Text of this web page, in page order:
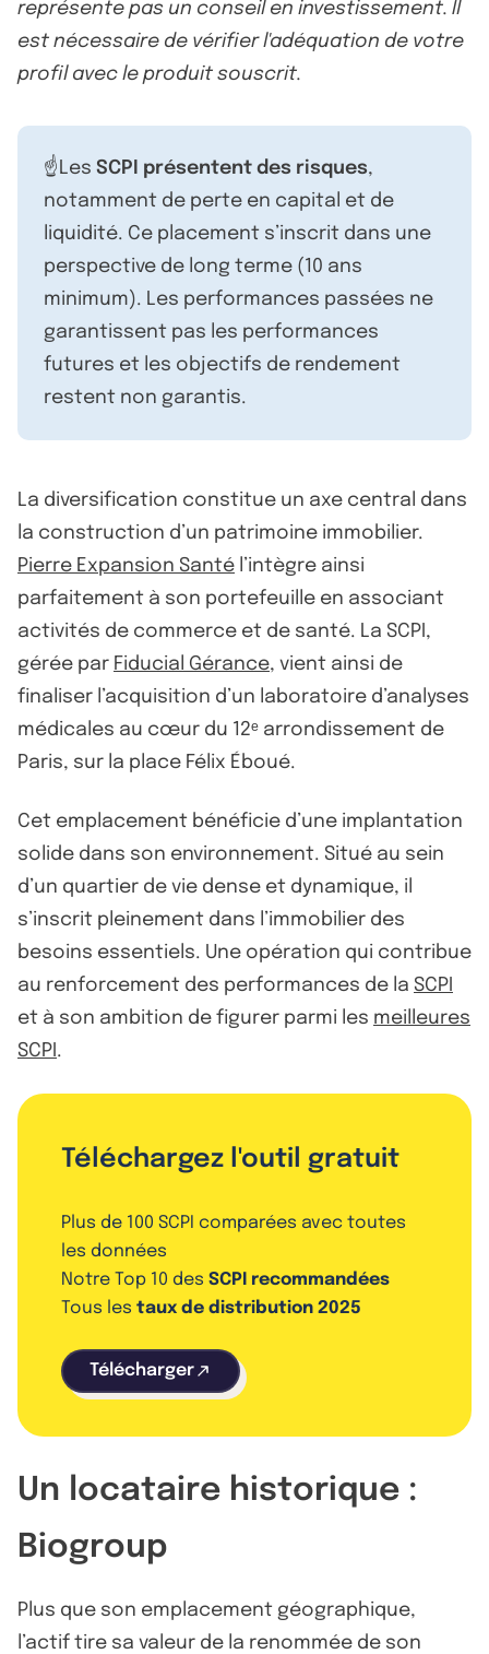
représente pas un conseil en investissement. Il
est nécessaire de vérifier l'adéquation de votre
profil avec le produit souscrit.
☝️Les SCPI présentent des risques,
notamment de perte en capital et de
liquidité. Ce placement s’inscrit dans une
perspective de long terme (10 ans
minimum). Les performances passées ne
garantissent pas les performances
futures et les objectifs de rendement
restent non garantis.
La diversification constitue un axe central dans
la construction d’un patrimoine immobilier.
Pierre Expansion Santé l’intègre ainsi
parfaitement à son portefeuille en associant
activités de commerce et de santé. La SCPI,
gérée par Fiducial Gérance, vient ainsi de
finaliser l’acquisition d’un laboratoire d’analyses
médicales au cœur du 12ᵉ arrondissement de
Paris, sur la place Félix Éboué.
Cet emplacement bénéficie d’une implantation
solide dans son environnement. Situé au sein
d’un quartier de vie dense et dynamique, il
s’inscrit pleinement dans l’immobilier des
besoins essentiels. Une opération qui contribue
au renforcement des performances de la SCPI
et à son ambition de figurer parmi les meilleures
SCPI .
Téléchargez l'outil gratuit
Plus de 100 SCPI comparées avec toutes
les données
Notre Top 10 des SCPI recommandées
Tous les taux de distribution 2025
Télécharger
Un locataire historique :
Biogroup
Plus que son emplacement géographique,
l’actif tire sa valeur de la renommée de son